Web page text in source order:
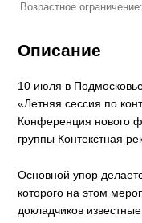
Возрастное ограничение:
Описание
10 июля в
«Летняя сессия по
Конференция нового
группы Контекстная
Основной упор
которого на этом
докладчиков